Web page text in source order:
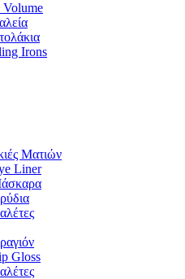
Irons
Ματιών
Liner
Gloss